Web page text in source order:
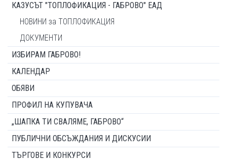
КАЗУСЪТ "ТОПЛОФИКАЦИЯ - ГАБРОВО" ЕАД
НОВИНИ за ТОПЛОФИКАЦИЯ
ДОКУМЕНТИ
ИЗБИРАМ ГАБРОВО!
КАЛЕНДАР
ОБЯВИ
ПРОФИЛ НА КУПУВАЧА
„ШАПКА ТИ СВАЛЯМЕ, ГАБРОВО“
ПУБЛИЧНИ ОБСЪЖДАНИЯ И ДИСКУСИИ
ТЪРГОВЕ И КОНКУРСИ